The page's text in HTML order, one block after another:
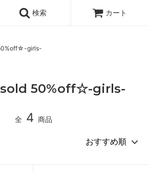
検索 カート
girls-
50%off☆-girls-
全 4 商品